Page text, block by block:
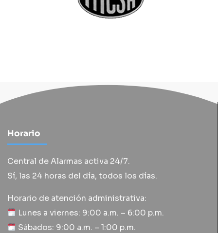
Horario
Central de Alarmas activa 24/7.
Sí, las 24 horas del día, todos los días.
Horario de atención administrativa:
Lunes a viernes: 9:00 a.m. – 6:00 p.m.
Sábados: 9:00 a.m. – 1:00 p.m.